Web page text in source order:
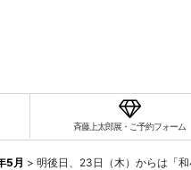
斉藤上太郎展・ご予約フォーム
5月 > 明後日、23日（木）からは「